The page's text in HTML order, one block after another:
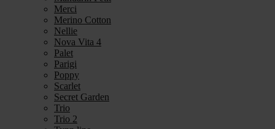
Merci
Merino Cotton
Nellie
Nova Vita 4
Palet
Parigi
Poppy
Scarlet
Secret Garden
Trio
Trio 2